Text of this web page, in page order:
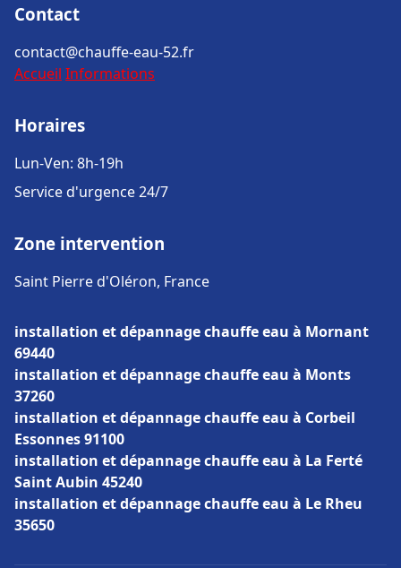
Contact
contact@chauffe-eau-52.fr
Accueil Informations
Horaires
Lun-Ven: 8h-19h
Service d'urgence 24/7
Zone intervention
Saint Pierre d'Oléron, France
installation et dépannage chauffe eau à Mornant
69440
installation et dépannage chauffe eau à Monts
37260
installation et dépannage chauffe eau à Corbeil
Essonnes 91100
installation et dépannage chauffe eau à La Ferté
Saint Aubin 45240
installation et dépannage chauffe eau à Le Rheu
35650